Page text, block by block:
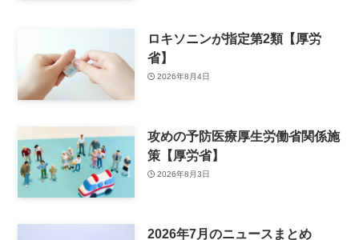
ロキソニンが指定第2類【厚労
省】
2026年8月4日
攻めの予防医療厚生労働省関係施
策【厚労省】
2026年8月3日
2026年7月のニュースまとめ